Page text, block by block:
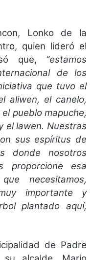
Lonko de la
quien lideró el
que, “estamos
de los
que tuvo el
aliwen, el canelo,
pueblo mapuche,
el lawen. Nuestras
sus espíritus de
donde nosotros
proporcione esa
necesitamos,
importante y
plantado aquí,
de Padre